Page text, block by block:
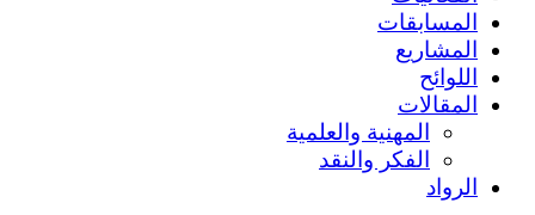
المسابقات
المشاريع
اللوائح
المقالات
المهنية والعلمية
الفكر والنقد
الرواد